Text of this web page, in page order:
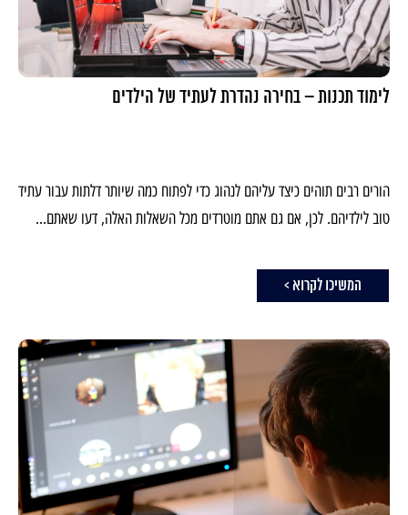
לימוד תכנות – בחירה נהדרת לעתיד של הילדים
הורים רבים תוהים כיצד עליהם לנהוג כדי לפתוח כמה שיותר דלתות עבור עתיד
טוב לילדיהם. לכן, אם גם אתם מוטרדים מכל השאלות האלה, דעו שאתם...
המשיכו לקרוא >